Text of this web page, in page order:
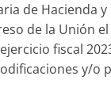
de Hacienda
de la Unión
fiscal
y/o